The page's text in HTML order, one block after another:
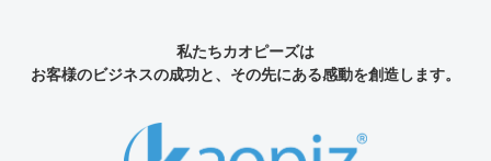
私たちカオピーズは
お客様のビジネスの成功と、その先にある感動を創造します。